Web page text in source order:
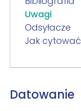
Uwagi
Odsyłacze
Jak cytować
Datowanie